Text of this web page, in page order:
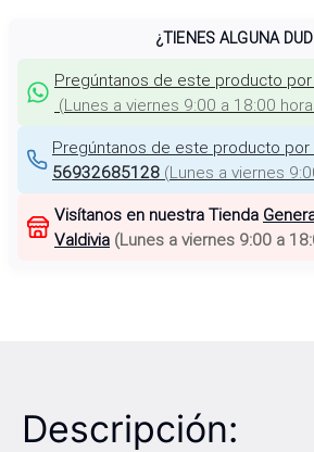
¿TIENES ALGUNA
Pregúntanos de este producto por
(Lunes a viernes 9:00 a 18:00
Pregúntanos de este producto por
56932685128 (Lunes a viernes
Visítanos en nuestra Tienda
Valdivia (Lunes a viernes 9:00 a
Descripción: